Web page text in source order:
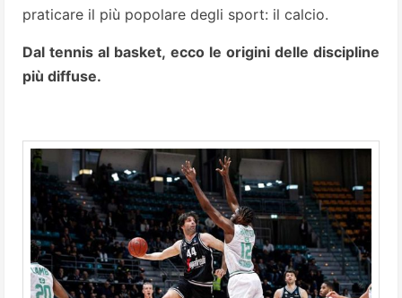
praticare il più popolare degli sport: il calcio.
Dal tennis al basket, ecco le origini delle discipline
più diffuse.